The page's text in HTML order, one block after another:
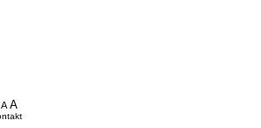
Częstochowa
pomniejsz czcionkę
A standardowy rozmiar czcionki
A